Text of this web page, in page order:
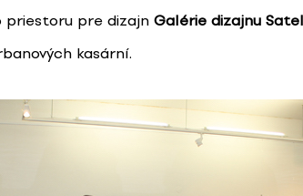
priestoru pre dizajn Galérie dizajnu
kasární.